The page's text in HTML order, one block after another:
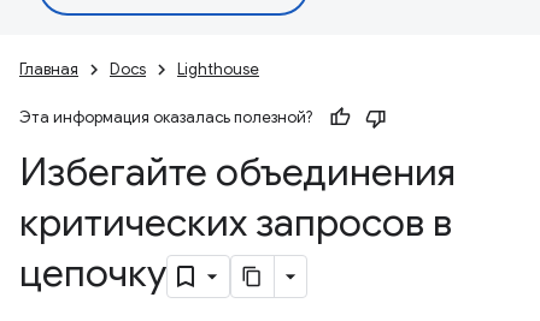
Главная Docs Lighthouse
Эта информация оказалась полезной?
Избегайте объединения
критических запросов в
цепочку